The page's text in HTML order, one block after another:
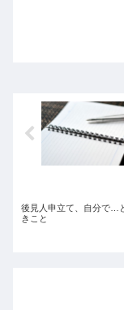
後見人申立て、自分で…
きこと